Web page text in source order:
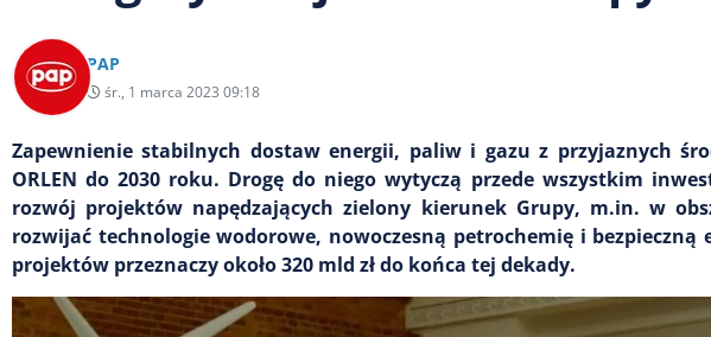
PAP
śr., 1 marca 2023 09:18
Zapewnienie stabilnych dostaw energii, paliw i gazu z przyjaznych
ORLEN do 2030 roku. Drogę do niego wytyczą przede wszystkim
rozwój projektów napędzających zielony kierunek Grupy, m.in. w
rozwijać technologie wodorowe, nowoczesną petrochemię i
projektów przeznaczy około 320 mld zł do końca tej dekady.